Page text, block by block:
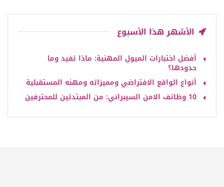
الأشهر هذا الأسبوع
أفضل اختبارات الميول المهنية: ماذا تفيد وما
حدودها؟
أنواع الواقع الافتراضي ومميزاته ومهنه المستقبلية
10 وظائف الامن السيبراني: من المبتدئين للمحترفين